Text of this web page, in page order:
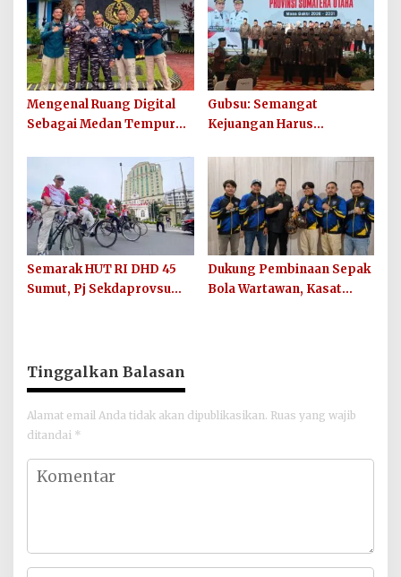
Digagalkan
Mengenal Ruang Digital
Sebagai Medan Tempur
Mengenal Gencatan
Senjata
Gubsu: Semangat
Kejuangan Harus
Kota Sumut
Semarak HUT RI DHD 45
Sumut, Pj Sekdaprovsu
Dukung Pembinaan Sepak
Bola Wartawan, Kasat
Tinggalkan Balasan
Alamat email Anda tidak akan dipublikasikan. Ruas yang wajib
ditandai *